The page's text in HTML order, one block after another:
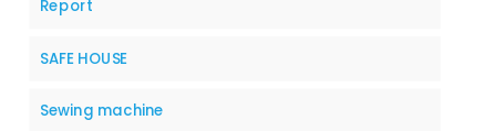
Report
SAFE HOUSE
Sewing machine